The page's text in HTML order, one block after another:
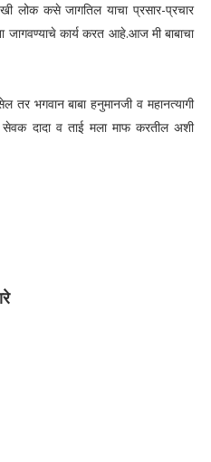
लोक कसे जागतिल याचा प्रसार-प्रचार
जागवण्याचे कार्य करत आहे.आज मी बाबाचा
भगवान बाबा हनुमानजी व महानत्यागी
सेवक दादा व ताई मला माफ करतील अशी